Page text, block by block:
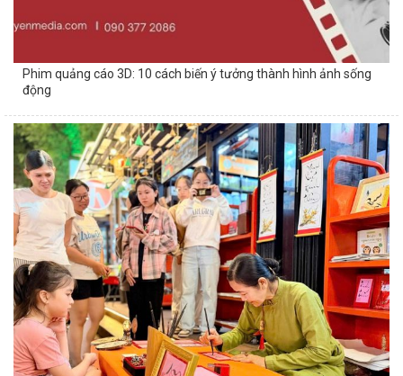
Phim quảng cáo 3D: 10 cách biến ý tưởng thành hình ảnh sống
động